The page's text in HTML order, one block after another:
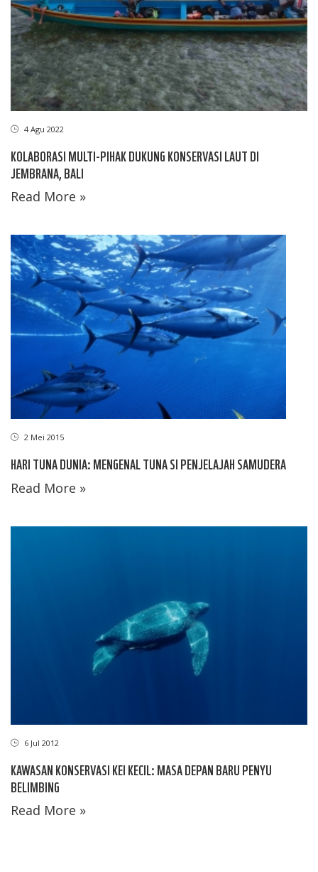
4 Agu 2022
KOLABORASI MULTI-PIHAK DUKUNG KONSERVASI LAUT DI
JEMBRANA, BALI
Read More »
2 Mei 2015
HARI TUNA DUNIA: MENGENAL TUNA SI PENJELAJAH SAMUDERA
Read More »
6 Jul 2012
KAWASAN KONSERVASI KEI KECIL: MASA DEPAN BARU PENYU
BELIMBING
Read More »